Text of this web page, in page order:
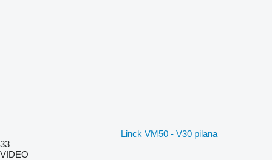
Linck VM50 - V30 pilana
33
VIDEO